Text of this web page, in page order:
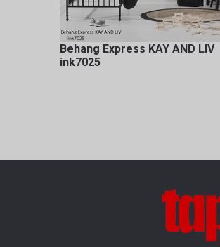
Behang Express KAY AND LIV
ink7025